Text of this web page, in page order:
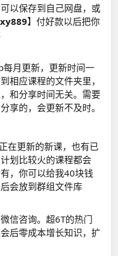
以保存到自己网盘，或
】付好款以后把你
月更新，更新时间一
相应课程的文件夹里，
和分享时间无关。需要
享的，会更新不及时。
在更新的新课，也有已
划比较火的课程都会
，你可以给我40块钱
会放到群组文件库
信咨询。超6T的热门
后零成本增长知识，扩